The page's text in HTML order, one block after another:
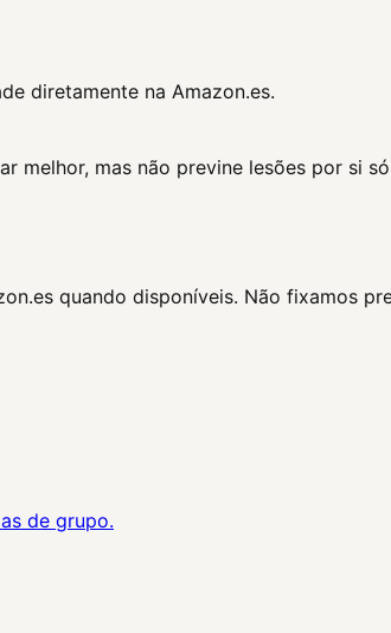
diretamente na Amazon.es.
melhor, mas não previne lesões por si
quando disponíveis. Não fixamos
de grupo.